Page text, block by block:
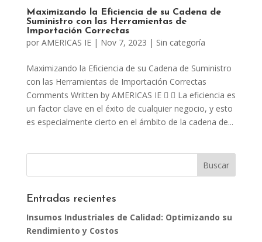
Maximizando la Eficiencia de su Cadena de
Suministro con las Herramientas de
Importación Correctas
por AMERICAS IE| Nov 7, 2023 | Sin categoría
Maximizando la Eficiencia de su Cadena de Suministro
con las Herramientas de Importación Correctas
Comments Written by AMERICAS IE   La eficiencia es
un factor clave en el éxito de cualquier negocio, y esto
es especialmente cierto en el ámbito de la cadena de...
Entradas recientes
Insumos Industriales de Calidad: Optimizando su
Rendimiento y Costos